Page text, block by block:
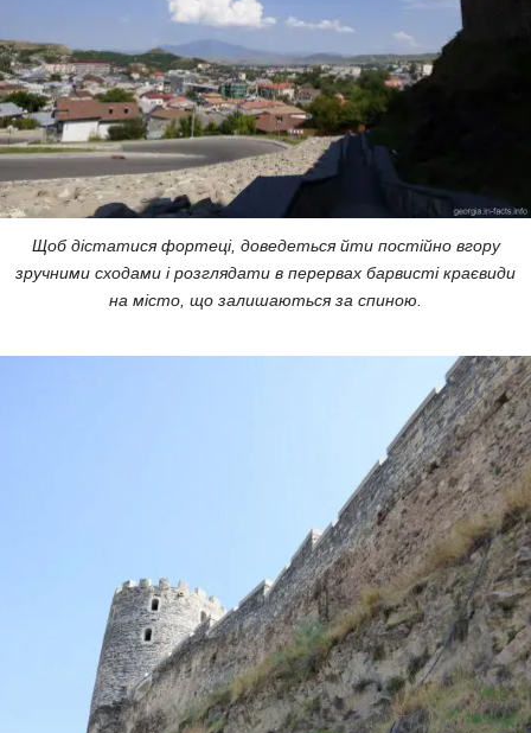
Щоб дістатися фортеці, доведеться йти постійно вгору
зручними сходами і розглядати в перервах барвисті краєвиди
на місто, що залишаються за спиною.